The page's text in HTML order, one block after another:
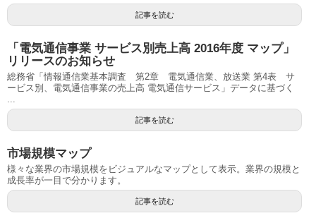
記事を読む
「電気通信事業 サービス別売上高 2016年度 マップ」
リリースのお知らせ
総務省「情報通信業基本調査 第2章 電気通信業、放送業 第4表 サ
ービス別、電気通信事業の売上高 電気通信サービス」データに基づく
...
記事を読む
市場規模マップ
様々な業界の市場規模をビジュアルなマップとして表示。業界の規模と
成長率が一目で分かります。
記事を読む